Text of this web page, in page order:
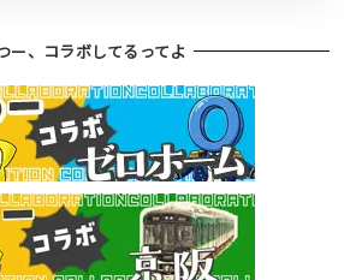
ー、コラボしてるってよ